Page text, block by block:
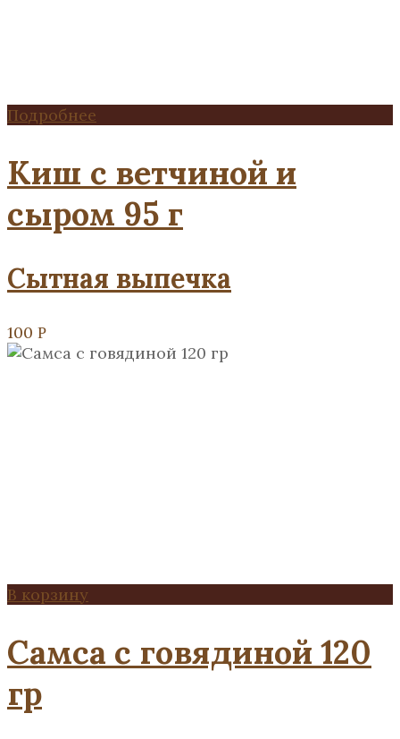
Подробнее
Киш с ветчиной и
сыром 95 г
Сытная выпечка
100 Р
В корзину
Самса с говядиной 120
гр